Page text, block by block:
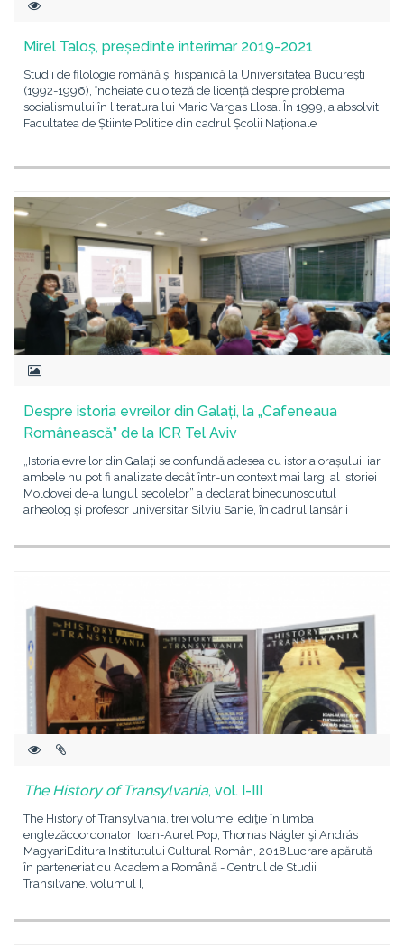
Mirel Taloș, președinte interimar 2019-2021
Studii de filologie română și hispanică la Universitatea București
(1992-1996), încheiate cu o teză de licență despre problema
socialismului în literatura lui Mario Vargas Llosa. În 1999, a absolvit
Facultatea de Științe Politice din cadrul Școlii Naționale
Despre istoria evreilor din Galați, la „Cafeneaua
Românească” de la ICR Tel Aviv
„Istoria evreilor din Galați se confundă adesea cu istoria orașului, iar
ambele nu pot fi analizate decât într-un context mai larg, al istoriei
Moldovei de-a lungul secolelor” a declarat binecunoscutul
arheolog și profesor universitar Silviu Sanie, în cadrul lansării
The History of Transylvania, vol. I-III
The History of Transylvania, trei volume, ediţie în limba
englezăcoordonatori Ioan-Aurel Pop, Thomas Nägler şi András
MagyariEditura Institutului Cultural Român, 2018Lucrare apărută
în parteneriat cu Academia Română - Centrul de Studii
Transilvane. volumul I,